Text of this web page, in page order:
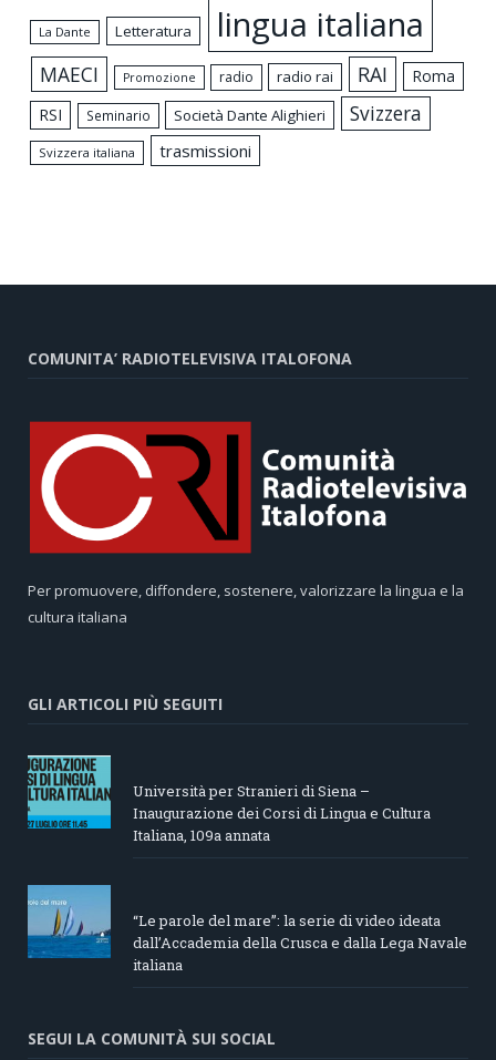
La Dante Letteratura lingua italiana
MAECI Promozione radio radio rai RAI
Roma
RSI
Seminario Società Dante Alighieri Svizzera
Svizzera italiana trasmissioni
COMUNITA’ RADIOTELEVISIVA ITALOFONA
Per promuovere, diffondere, sostenere, valorizzare la lingua e la
cultura italiana
GLI ARTICOLI PIÙ SEGUITI
Università per Stranieri di Siena –
Inaugurazione dei Corsi di Lingua e Cultura
Italiana, 109a annata
“Le parole del mare”: la serie di video ideata
dall’Accademia della Crusca e dalla Lega Navale
italiana
SEGUI LA COMUNITÀ SUI SOCIAL